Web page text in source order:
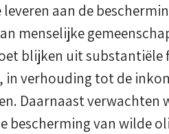
aan de
menselijke
blijken uit substantiële
verhouding tot de
Daarnaast verwachten
bescherming van wilde